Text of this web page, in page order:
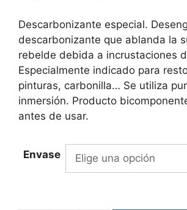
118,32€
through
9.262,50€
Descarbonizante especial.
descarbonizante que ablanda la
rebelde debida a incrustaciones
Especialmente indicado para
pinturas, carbonilla… Se utiliza
inmersión. Producto
antes de usar.
Envase